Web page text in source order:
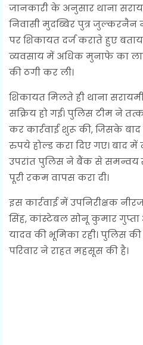
जानकारी के अनुसार थाना
निवासी मुदब्बिर पुत्र जुल्करनैन
पर शिकायत दर्ज कराते हुए
व्यवसाय में अधिक मुनाफे का
की ठगी कर ली।
शिकायत मिलते ही थाना
सक्रिय हो गई। पुलिस टीम ने
कर कार्रवाई शुरू की, जिसके बाद
रुपये होल्ड करा दिए गए। बाद
उपरांत पुलिस ने बैंक से समन्वय
पूरी रकम वापस करा दी।
इस कार्रवाई में उपनिरीक्षक
सिंह, कांस्टेबल सोनू कुमार
यादव की भूमिका रही। पुलिस की
परिवार ने राहत महसूस की है।